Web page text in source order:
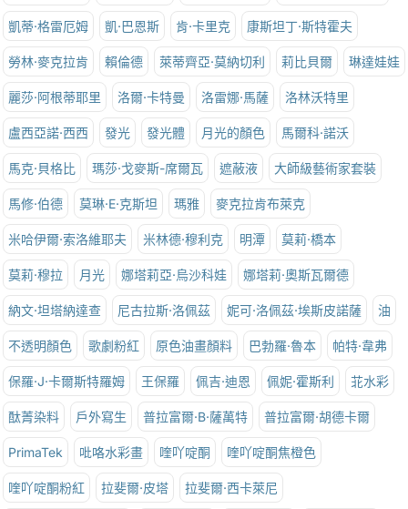
凱蒂·格雷厄姆 凱·巴恩斯 肯·卡里克 康斯坦丁·斯特霍夫
勞林·麥克拉肯 賴倫德 萊蒂齊亞·莫納切利 莉比貝爾 琳達娃娃
麗莎·阿根蒂耶里 洛爾·卡特曼 洛雷娜·馬薩 洛林沃特里
盧西亞諾·西西 發光 發光體 月光的顏色 馬爾科·諾沃
馬克·貝格比 瑪莎·戈麥斯-席爾瓦 遮蔽液 大師級藝術家套裝
馬修·伯德 莫琳·E·克斯坦 瑪雅 麥克拉肯布萊克
米哈伊爾·索洛維耶夫 米林德·穆利克 明潭 莫莉·橋本
莫莉·穆拉 月光 娜塔莉亞·烏沙科娃 娜塔莉·奧斯瓦爾德
納文·坦塔納達查 尼古拉斯·洛佩茲 妮可·洛佩茲·埃斯皮諾薩 油
不透明顏色 歌劇粉紅 原色油畫顏料 巴勃羅·魯本 帕特·韋弗
保羅·J·卡爾斯特羅姆 王保羅 佩吉·迪恩 佩妮·霍斯利 苝水彩
酞菁染料 戶外寫生 普拉富爾·B·薩萬特 普拉富爾·胡德卡爾
PrimaTek 吡咯水彩畫 喹吖啶酮 喹吖啶酮焦橙色
喹吖啶酮粉紅 拉斐爾·皮塔 拉斐爾·西卡萊尼